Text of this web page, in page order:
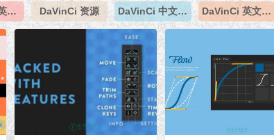
RealFlow 英文教程 DaVinCi 资源 DaVinCi 中文教程 DaVinCi 英文教程